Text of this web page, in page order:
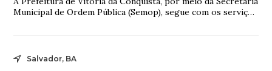
Municipal de Ordem Pública (Semop), segue com os serviços
Salvador, BA